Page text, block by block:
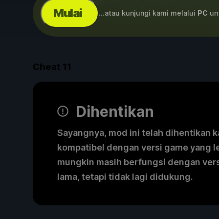
Mulai ...atau kunjungi kami melalui PC
Cheat 11
Dihentikan
Sayangnya, mod ini telah dihentikan
kompatibel dengan versi game yang
mungkin masih berfungsi dengan
lama, tetapi tidak lagi didukung.